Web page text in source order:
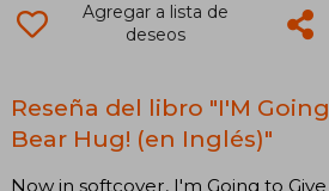
Agregar a lista de
deseos
Reseña del libro "I'M
Bear Hug! (en Inglés)"
Now in softcover, I'm Going to